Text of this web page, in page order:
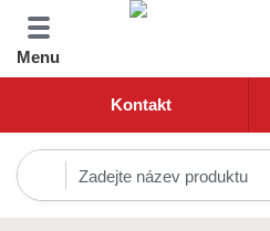
Menu
Kontakt